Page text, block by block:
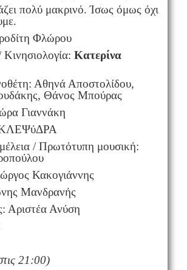
πολύ μακρινό. Ίσως όμως όχι
Φλώρου
Κατερίνα
Αθηνά Αποστολίδου,
Θάνος Μπούρας
Γιαννάκη
ΚΛΕΨύΔΡΑ
/ Πρωτότυπη μουσική:
Κακογιάννης
Μανδρανής
Αριστέα Ανύση
21:00)